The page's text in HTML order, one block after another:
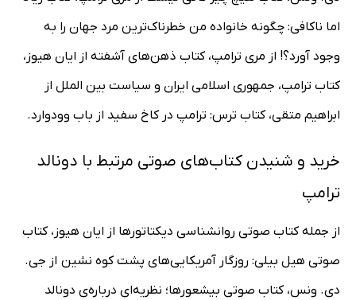
اما ناکافی: چگونه خانواده من خطرناک‌ترین مرد جهان را به
وجود آورد؟! از مری ترامپ، کتاب ذهن‌های آشفته از ایان هیوز،
کتاب ترامپ، جمهوری اسلامی ایران و سیاست بین الملل از
ابراهیم متقی، کتاب ترس: ترامپ در کاخ سفید از باب وودوارد.
خرید و شنیدن کتاب‌های صوتی مرتبط با دونالد
ترامپ
از جمله کتاب صوتی روانشناسی دیکتاتورها از ایان هیوز، کتاب
صوتی هیل بیلی: روزگار آمریکایی‌های پشت کوه نشین از جی.
دی. ونس، کتاب صوتی بیشعورها؛ نظریه‌ای درباره‌ی دونالد